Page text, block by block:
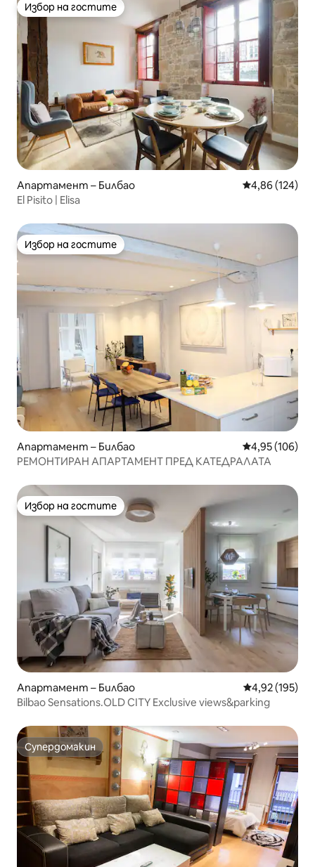
Избор на гостите
Избор на гостите
Апартамент – Билбао Средна
4,86 (124)
El Pisito | Elisa
Избор на гостите
Избор на гостите
Апартамент – Билбао Средна
4,95 (106)
РЕМОНТИРАН АПАРТАМЕНТ ПРЕД КАТЕДРАЛАТА
Избор на гостите
Избор на гостите
Апартамент – Билбао Средна
4,92 (195)
Bilbao Sensations.OLD CITY Exclusive views&parking
Супердомакин
Супердомакин